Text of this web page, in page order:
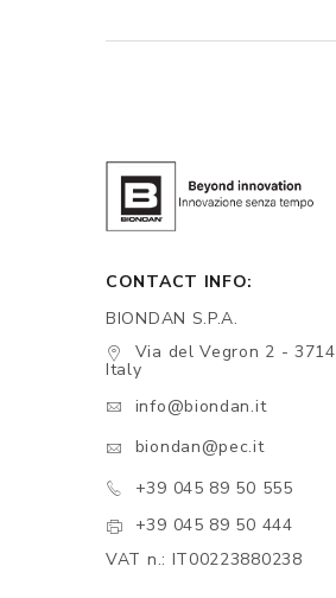
CONTACT INFO:
BIONDAN S.P.A.
Via del Vegron 2 -
Italy
info@biondan.it
biondan@pec.it
+39 045 89 50 555
+39 045 89 50 444
VAT n.: IT00223880238